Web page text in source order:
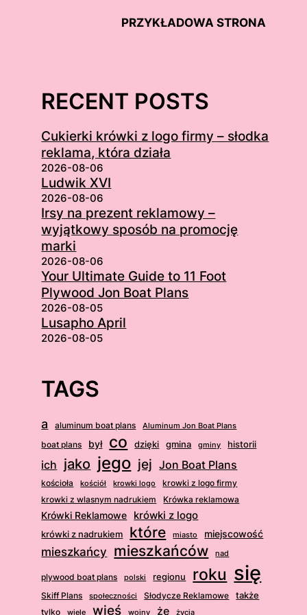
PRZYKŁADOWA STRONA
RECENT POSTS
Cukierki krówki z logo firmy – słodka
reklama, która działa
2026-08-06
Ludwik XVI
2026-08-06
Irsy na prezent reklamowy –
wyjątkowy sposób na promocję
marki
2026-08-06
Your Ultimate Guide to 11 Foot
Plywood Jon Boat Plans
2026-08-05
Lusapho April
2026-08-05
TAGS
a aluminum boat plans Aluminum Jon Boat Plans
boat plans był co dzięki gmina gminy historii
ich jako jego jej Jon Boat Plans
kościoła kościół krowki logo
krowki z logo firmy
krowki z wlasnym nadrukiem
Krówka reklamowa
Krówki Reklamowe krówki z logo
krówki z nadrukiem które miasto miejscowość
mieszkańcy mieszkańców nad
plywood boat plans polski regionu roku się
Skiff Plans społeczności Słodycze Reklamowe także
tylko wiele wieś wojny że życia